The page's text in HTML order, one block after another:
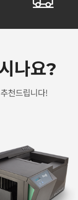
나요?
천드립니다!